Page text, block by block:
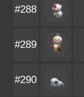
#288
#289
#290